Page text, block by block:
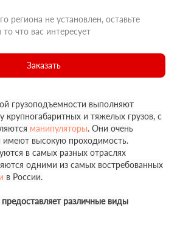
региона не установлен, оставьте
что вас интересует
Заказать
грузоподъемности выполняют
крупногабаритных и тяжелых грузов, с
манипуляторы. Они очень
имеют высокую проходимость.
в самых разных отраслях
одними из самых востребованных
в России.
различные виды